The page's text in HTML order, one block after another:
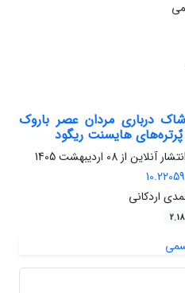
درباری مردان عصر باروک
هایسنت ریگود
آنلاین از 08 اردیبهشت 1405
اردکانی